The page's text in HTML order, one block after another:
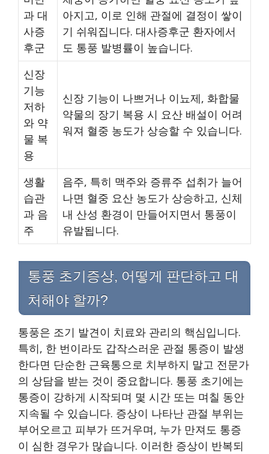
과 대
사증
후군
아지고, 이로 인해 관절에 결정이 쌓이
기 쉬워집니다. 대사증후군 환자에서
도 통풍 발병률이 높습니다.
신장
기능
저하
와 약
물 복
용
신장 기능이 나쁘거나 이뇨제, 화합물
약물의 장기 복용 시 요산 배설이 어려
워져 혈중 농도가 상승할 수 있습니다.
생활
습관
과 음
주
음주, 특히 맥주와 증류주 섭취가 늘어
나면 혈중 요산 농도가 상승하고, 신체
내 산성 환경이 만들어지면서 통풍이
유발됩니다.
통풍 초기증상, 어떻게 판단하고 대
처해야 할까?
통풍은 조기 발견이 치료와 관리의 핵심입니다.
특히, 한 번이라도 갑작스러운 관절 통증이 발생
한다면 단순한 근육통으로 치부하지 말고 전문가
의 상담을 받는 것이 중요합니다. 통풍 초기에는
통증이 강하게 시작되며 몇 시간 또는 며칠 동안
지속될 수 있습니다. 증상이 나타난 관절 부위는
부어오르고 피부가 뜨거우며, 누가 만져도 통증
이 심한 경우가 많습니다. 이러한 증상이 반복되